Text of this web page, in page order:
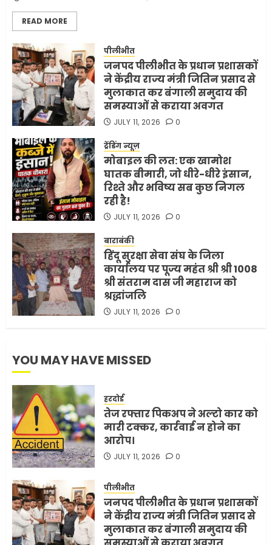
3
व्यवहार क्यों?
JUNE 1, 2026 0
4
अमेरिका ने फिर से ईरान को युद्ध
समाप्त करने के लिए भेजी अपनी 5
MAY 18, 2026
5
भारत-अमेरिका व्यापार समझौता
ट्रंप ने किया एलान
FEBRUARY 3, 2026
READ MORE
पीलीभीत
जनपद पीलीभीत के प्रधान प्रशासकों
ने केंद्रीय राज्य मंत्री जितिन प्रसाद से
मुलाकात कर बंगाली समुदाय की
समस्याओं से कराया अवगत
JULY 11, 2026 0
ट्रेंडिंग न्यूज़
मोबाइल की लत: एक खामोश
घातक बीमारी, जो धीरे-धीरे इंसान,
रिश्ते और भविष्य सब कुछ निगल
रही है!
JULY 11, 2026 0
बाराबंकी
हिंदू सुरक्षा सेवा संघ के जिला
कार्यालय पर पूज्य महंत श्री श्री 1008
श्री संतराम दास जी महाराज को
श्रद्धांजलि
JULY 11, 2026 0
YOU MAY HAVE MISSED
हरदोई
तेज रफ्तार पिकअप ने अल्टो कार को
मारी टक्कर, कार्रवाई न होने का
आरोप।
JULY 11, 2026 0
पीलीभीत
जनपद पीलीभीत के प्रधान प्रशासकों
ने केंद्रीय राज्य मंत्री जितिन प्रसाद से
मुलाकात कर बंगाली समुदाय की